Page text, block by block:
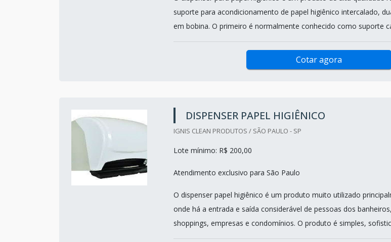
suporte para acondicionamento de papel higiênico intercalado,
em bobina. O primeiro é normalmente conhecido como suporte
Cotar agora
DISPENSER PAPEL HIGIÊNICO
IGNIS CLEAN PRODUTOS / SÃO PAULO - SP
Lote mínimo: R$ 200,00
Atendimento exclusivo para São Paulo
O dispenser papel higiênico é um produto muito utilizado
onde há a entrada e saída considerável de pessoas dos
shoppings, empresas e condomínios. O produto é simples,